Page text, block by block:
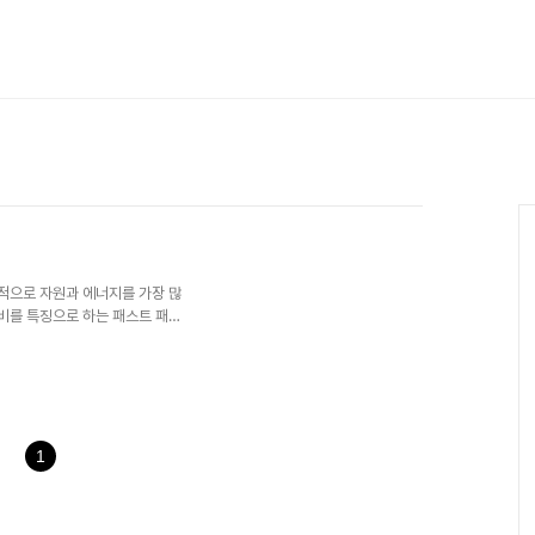
으로 자원과 에너지를 가장 많
를 특징으로 하는 패스트 패션
취와 같은 사회적 문제를 동
의류를 오..
1